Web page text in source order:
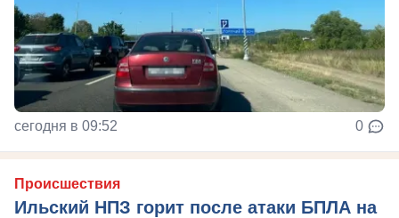
сегодня в 09:52 0
Происшествия
Ильский НПЗ горит после атаки БПЛА на